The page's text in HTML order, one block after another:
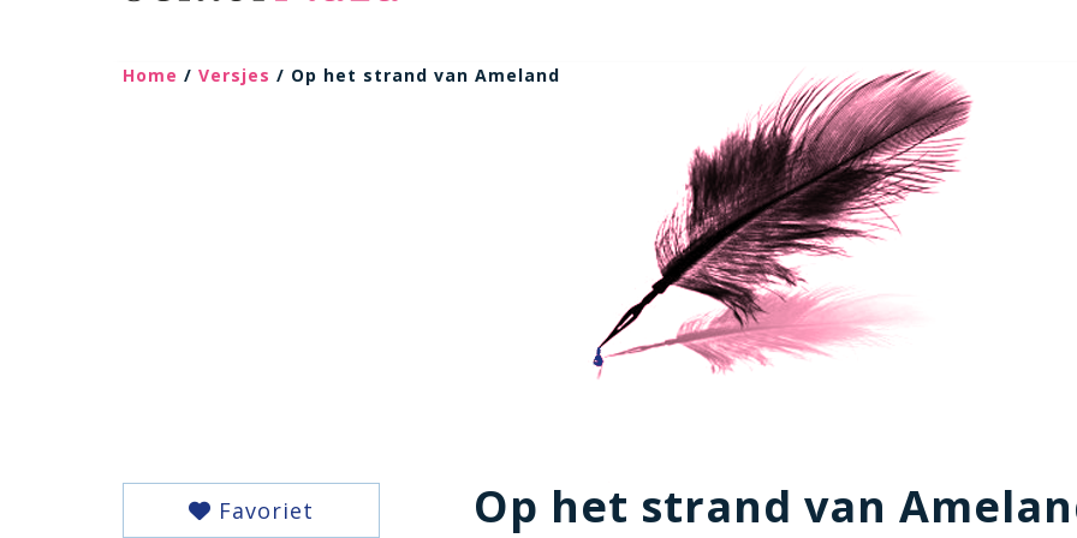
Home / Versjes / Op het strand van Ameland
Favoriet Op het strand van